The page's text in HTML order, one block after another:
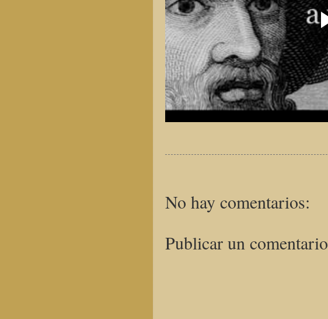
No hay comentarios:
Publicar un comentario